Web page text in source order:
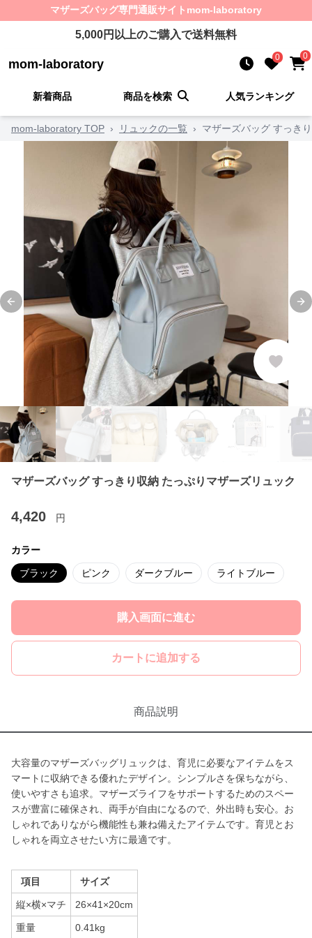
マザーズバッグ専門通販サイト mom-laboratory
5,000円以上のご購入で送料無料
mom-laboratory 0 0
新着商品 商品を検索 人気ランキング
mom-laboratory TOP › リュックの一覧 › マザーズバッグ すっき
Previous slide
マザーズバッグ すっきり収納 たっぷりマザーズリュック
4,420 円
カラー
ブラック ピンク ダークブルー ライトブルー
購入画面に進む
カートに追加する
商品説明
大容量のマザーズバッグリュックは、育児に必要なアイテムをス
マートに収納できる優れたデザイン。シンプルさを保ちながら、
使いやすさも追求。マザーズライフをサポートするためのスペー
スが豊富に確保され、両手が自由になるので、外出時も安心。お
しゃれでありながら機能性も兼ね備えたアイテムです。育児とお
しゃれを両立させたい方に最適です。
項目 サイズ
縦×横×マチ 26×41×20cm
重量 0.41kg